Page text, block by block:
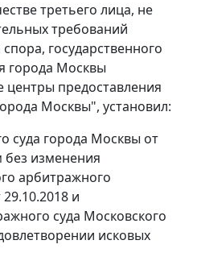
третьего лица, не
требований
государственного
города Москвы
предоставления
Москвы", установил:
суда города Москвы от
без изменения
арбитражного
и
суда Московского
исковых